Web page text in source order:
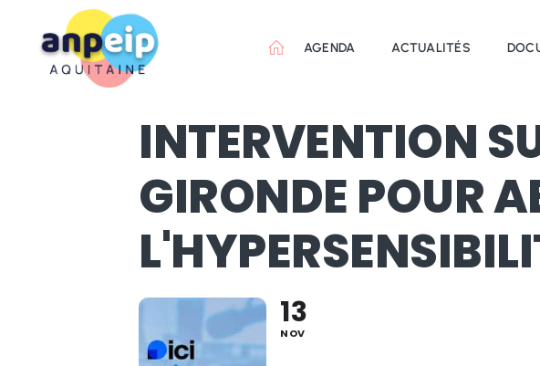
contenu
AGENDA ACTUALITÉS
INTERVENTION
GIRONDE POUR
13
NOV